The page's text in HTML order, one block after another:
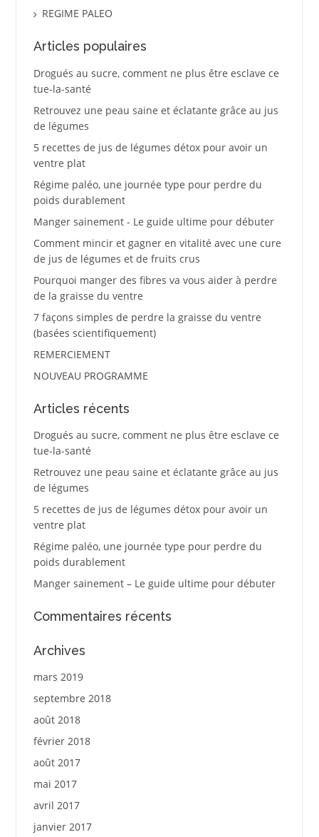
REGIME PALEO
Articles populaires
Drogués au sucre, comment ne plus être esclave ce
tue-la-santé
Retrouvez une peau saine et éclatante grâce au jus
de légumes
5 recettes de jus de légumes détox pour avoir un
ventre plat
Régime paléo, une journée type pour perdre du
poids durablement
Manger sainement - Le guide ultime pour débuter
Comment mincir et gagner en vitalité avec une cure
de jus de légumes et de fruits crus
Pourquoi manger des fibres va vous aider à perdre
de la graisse du ventre
7 façons simples de perdre la graisse du ventre
(basées scientifiquement)
REMERCIEMENT
NOUVEAU PROGRAMME
Articles récents
Drogués au sucre, comment ne plus être esclave ce
tue-la-santé
Retrouvez une peau saine et éclatante grâce au jus
de légumes
5 recettes de jus de légumes détox pour avoir un
ventre plat
Régime paléo, une journée type pour perdre du
poids durablement
Manger sainement – Le guide ultime pour débuter
Commentaires récents
Archives
mars 2019
septembre 2018
août 2018
février 2018
août 2017
mai 2017
avril 2017
janvier 2017